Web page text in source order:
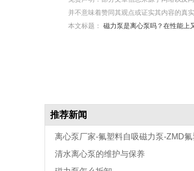
并不意味着赞同其观点或证实其内容的真
本文标题： 磁力泵是离心泵吗？在性能上
推荐新闻
离心泵厂家-氟塑料自吸磁力泵-ZMD
清水离心泵的维护与保养